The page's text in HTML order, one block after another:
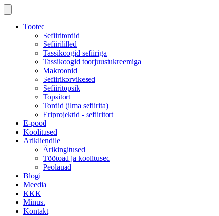
Tooted
Sefiiritordid
Sefiirililled
Tassikoogid sefiiriga
Tassikoogid toorjuustukreemiga
Makroonid
Sefiirikorvikesed
Sefiiritopsik
Topsitort
Tordid (ilma sefiirita)
Eriprojektid - sefiiritort
E-pood
Koolitused
Ärikliendile
Ärikingitused
Töötoad ja koolitused
Peolauad
Blogi
Meedia
KKK
Minust
Kontakt